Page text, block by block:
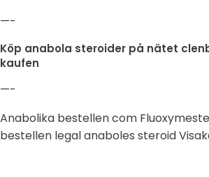
—-
Köp anabola steroider på nätet
kaufen
—-
Anabolika bestellen com
bestellen legal anaboles steroid